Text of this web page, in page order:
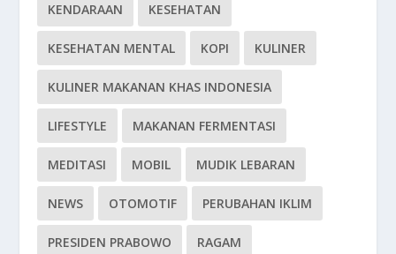
KENDARAAN KESEHATAN
KESEHATAN MENTAL KOPI KULINER
KULINER MAKANAN KHAS INDONESIA
LIFESTYLE MAKANAN FERMENTASI
MEDITASI MOBIL MUDIK LEBARAN
NEWS OTOMOTIF PERUBAHAN IKLIM
PRESIDEN PRABOWO RAGAM